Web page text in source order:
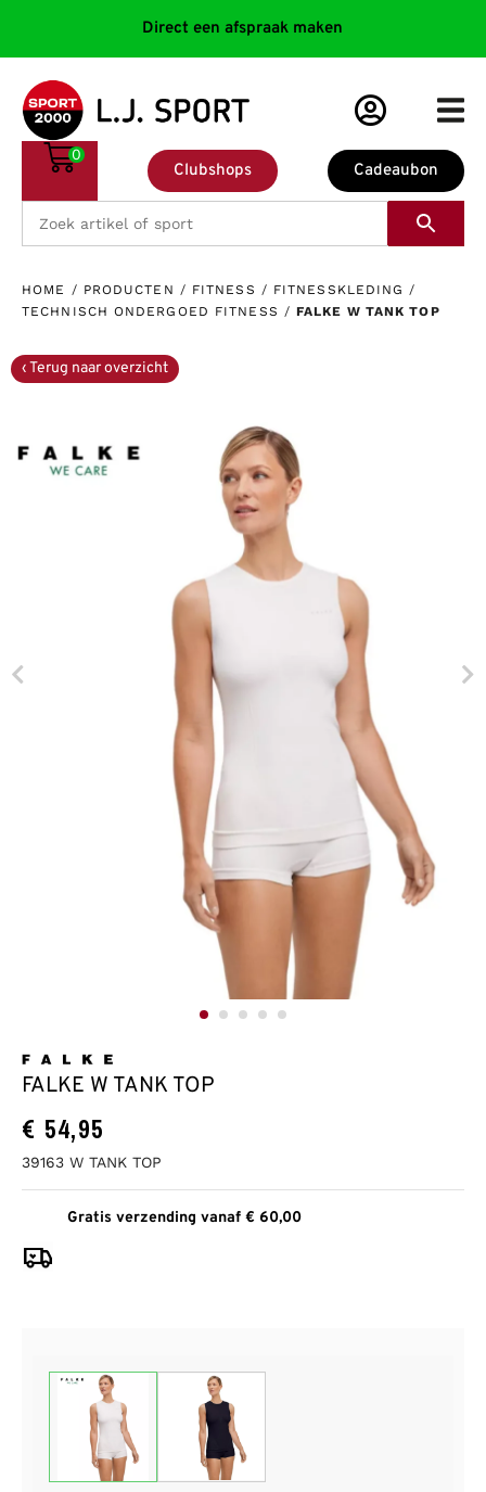
Direct een afspraak maken
Cadeaubon
Clubshops
0
HOME / PRODUCTEN / FITNESS / FITNESSKLEDING /
TECHNISCH ONDERGOED FITNESS /FALKE W TANK TOP
FALKE W TANK TOP
€ 54,95
39163 W TANK TOP
Gratis verzending vanaf € 60,00